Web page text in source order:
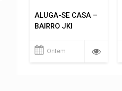
ALUGA-SE CASA –
BAIRRO JKI
Ontem